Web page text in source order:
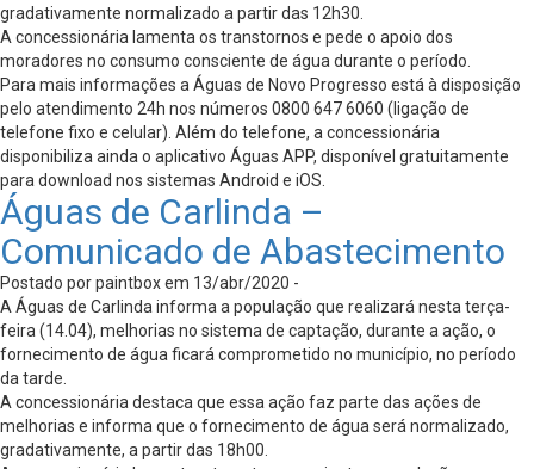
gradativamente normalizado a partir das 12h30.
A concessionária lamenta os transtornos e pede o apoio dos
moradores no consumo consciente de água durante o período.
Para mais informações a Águas de Novo Progresso está à disposição
pelo atendimento 24h nos números 0800 647 6060 (ligação de
telefone fixo e celular). Além do telefone, a concessionária
disponibiliza ainda o aplicativo Águas APP, disponível gratuitamente
para download nos sistemas Android e iOS.
Águas de Carlinda –
Comunicado de Abastecimento
Postado por paintbox em 13/abr/2020 -
A Águas de Carlinda informa a população que realizará nesta terça-
feira (14.04), melhorias no sistema de captação, durante a ação, o
fornecimento de água ficará comprometido no município, no período
da tarde.
A concessionária destaca que essa ação faz parte das ações de
melhorias e informa que o fornecimento de água será normalizado,
gradativamente, a partir das 18h00.